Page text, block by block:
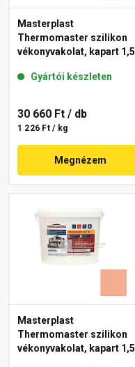
Masterplast
Thermomaster szilikon
vékonyvakolat, kapart 1,5
Gyártói készleten
30 660 Ft / db
1 226 Ft / kg
Megnézem
Masterplast
Thermomaster szilikon
vékonyvakolat, kapart 1,5